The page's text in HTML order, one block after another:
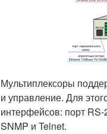
Мультиплексоры
и управление. Для
интерфейсов: порт
SNMP и Telnet.